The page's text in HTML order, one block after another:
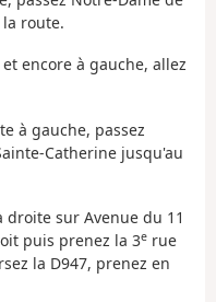
route.
encore à gauche, allez
à gauche, passez
Catherine jusqu'au
sur Avenue du 11
puis prenez la 3e rue
la D947, prenez en